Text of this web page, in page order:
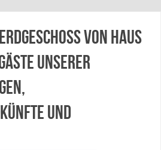
Erdgeschoss von Haus
unserer
und